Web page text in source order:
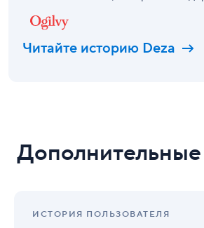
Читайте историю Deza
ИСТОРИЯ ПОЛЬЗОВАТЕЛЯ
всех